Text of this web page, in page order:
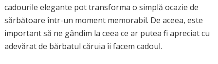
cadourile elegante pot transforma o simplă ocazie de
sărbătoare într-un moment memorabil. De aceea, este
important să ne gândim la ceea ce ar putea fi apreciat cu
adevărat de bărbatul căruia îi facem cadoul.